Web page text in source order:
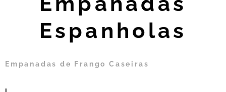
Espanholas
Empanadas de Frango Caseiras